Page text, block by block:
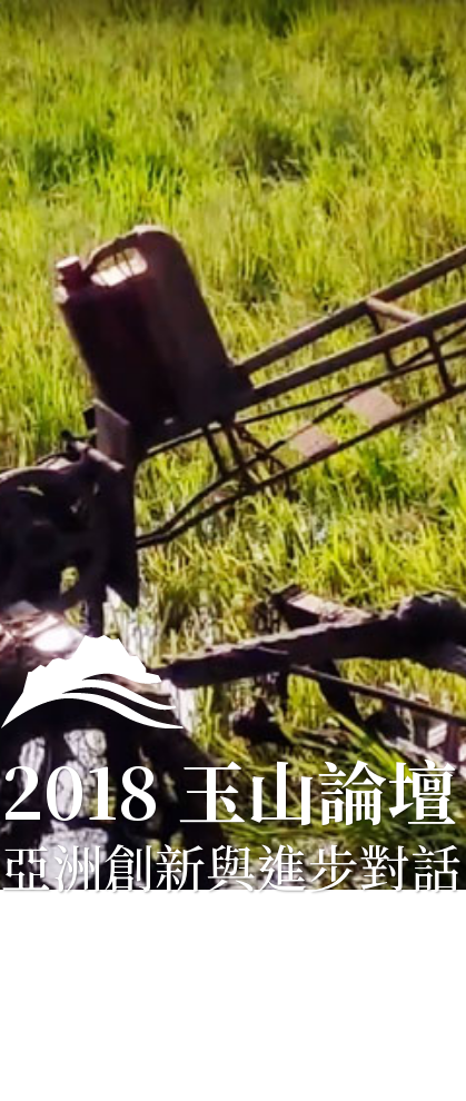
2018 玉山論壇
亞洲創新與進步對話